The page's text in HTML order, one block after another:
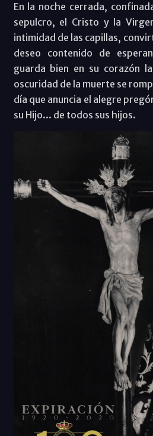
En la noche cerrada,
sepulcro, el Cristo y la
intimidad de las capillas,
deseo contenido de
guarda bien en su corazón
oscuridad de la muerte se
día que anuncia el alegre
su Hijo... de todos sus hijos.